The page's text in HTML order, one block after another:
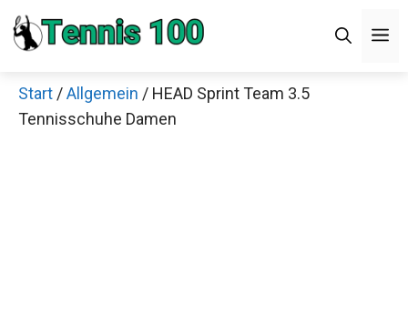
Zum
Inhalt
Start /Allgemein / HEAD Sprint Team 3.5
Tennisschuhe DamenDecathlon Sale